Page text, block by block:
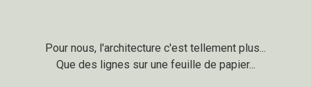
Pour nous, l'architecture c'est tellement plus...
Que des lignes sur une feuille de papier...